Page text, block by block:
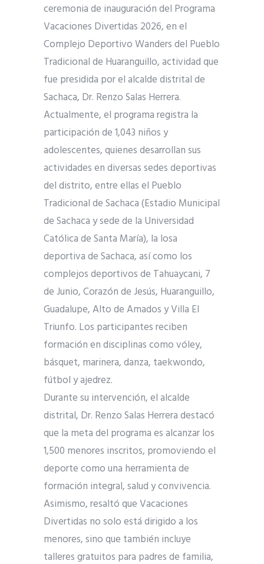
ceremonia de inauguración del Programa
Vacaciones Divertidas 2026, en el
Complejo Deportivo Wanders del Pueblo
Tradicional de Huaranguillo, actividad que
fue presidida por el alcalde distrital de
Sachaca, Dr. Renzo Salas Herrera.
Actualmente, el programa registra la
participación de 1,043 niños y
adolescentes, quienes desarrollan sus
actividades en diversas sedes deportivas
del distrito, entre ellas el Pueblo
Tradicional de Sachaca (Estadio Municipal
de Sachaca y sede de la Universidad
Católica de Santa María), la losa
deportiva de Sachaca, así como los
complejos deportivos de Tahuaycani, 7
de Junio, Corazón de Jesús, Huaranguillo,
Guadalupe, Alto de Amados y Villa El
Triunfo. Los participantes reciben
formación en disciplinas como vóley,
básquet, marinera, danza, taekwondo,
fútbol y ajedrez.
Durante su intervención, el alcalde
distrital, Dr. Renzo Salas Herrera destacó
que la meta del programa es alcanzar los
1,500 menores inscritos, promoviendo el
deporte como una herramienta de
formación integral, salud y convivencia.
Asimismo, resaltó que Vacaciones
Divertidas no solo está dirigido a los
menores, sino que también incluye
talleres gratuitos para padres de familia,